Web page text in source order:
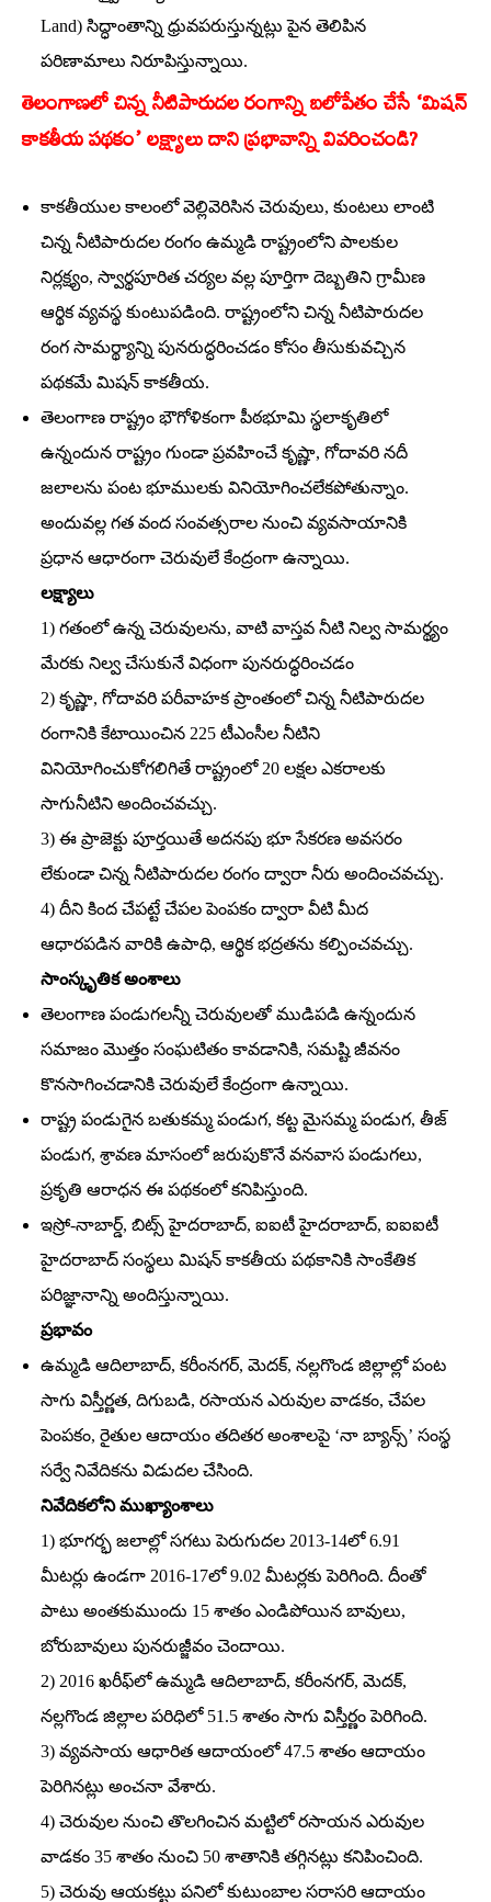
Land) సిద్ధాంతాన్ని ధ్రువపరుస్తున్నట్లు పైన తెలిపిన
పరిణామాలు నిరూపిస్తున్నాయి.
తెలంగాణలో చిన్న నీటిపారుదల రంగాన్ని బలోపేతం చేసే ‘మిషన్‌
కాకతీయ పథకం’ లక్ష్యాలు దాని ప్రభావాన్ని వివరించండి?
కాకతీయుల కాలంలో వెల్లివెరిసిన చెరువులు, కుంటలు లాంటి
చిన్న నీటిపారుదల రంగం ఉమ్మడి రాష్ట్రంలోని పాలకుల
నిర్లక్ష్యం, స్వార్థపూరిత చర్యల వల్ల పూర్తిగా దెబ్బతిని గ్రామీణ
ఆర్థిక వ్యవస్థ కుంటుపడింది. రాష్ట్రంలోని చిన్న నీటిపారుదల
రంగ సామర్థ్యాన్ని పునరుద్ధరించడం కోసం తీసుకువచ్చిన
పథకమే మిషన్‌ కాకతీయ.
తెలంగాణ రాష్ట్రం భౌగోళికంగా పీఠభూమి స్థలాకృతిలో
ఉన్నందున రాష్ట్రం గుండా ప్రవహించే కృష్ణా, గోదావరి నదీ
జలాలను పంట భూములకు వినియోగించలేకపోతున్నాం.
అందువల్ల గత వంద సంవత్సరాల నుంచి వ్యవసాయానికి
ప్రధాన ఆధారంగా చెరువులే కేంద్రంగా ఉన్నాయి.
లక్ష్యాలు
1) గతంలో ఉన్న చెరువులను, వాటి వాస్తవ నీటి నిల్వ సామర్థ్యం
మేరకు నిల్వ చేసుకునే విధంగా పునరుద్ధరించడం
2) కృష్ణా, గోదావరి పరీవాహక ప్రాంతంలో చిన్న నీటిపారుదల
రంగానికి కేటాయించిన 225 టీఎంసీల నీటిని
వినియోగించుకోగలిగితే రాష్ట్రంలో 20 లక్షల ఎకరాలకు
సాగునీటిని అందించవచ్చు.
3) ఈ ప్రాజెక్టు పూర్తయితే అదనపు భూ సేకరణ అవసరం
లేకుండా చిన్న నీటిపారుదల రంగం ద్వారా నీరు అందించవచ్చు.
4) దీని కింద చేపట్టే చేపల పెంపకం ద్వారా వీటి మీద
ఆధారపడిన వారికి ఉపాధి, ఆర్థిక భద్రతను కల్పించవచ్చు.
సాంస్కృతిక అంశాలు
తెలంగాణ పండుగలన్నీ చెరువులతో ముడిపడి ఉన్నందున
సమాజం మొత్తం సంఘటితం కావడానికి, సమష్టి జీవనం
కొనసాగించడానికి చెరువులే కేంద్రంగా ఉన్నాయి.
రాష్ట్ర పండుగైన బతుకమ్మ పండుగ, కట్ట మైసమ్మ పండుగ, తీజ్‌
పండుగ, శ్రావణ మాసంలో జరుపుకొనే వనవాస పండుగలు,
ప్రకృతి ఆరాధన ఈ పథకంలో కనిపిస్తుంది.
ఇస్రో-నాబార్డ్‌, బిట్స్‌ హైదరాబాద్‌, ఐఐటీ హైదరాబాద్‌, ఐఐఐటీ
హైదరాబాద్‌ సంస్థలు మిషన్‌ కాకతీయ పథకానికి సాంకేతిక
పరిజ్ఞానాన్ని అందిస్తున్నాయి.
ప్రభావం
ఉమ్మడి ఆదిలాబాద్‌, కరీంనగర్‌, మెదక్‌, నల్లగొండ జిల్లాల్లో పంట
సాగు విస్తీర్ణత, దిగుబడి, రసాయన ఎరువుల వాడకం, చేపల
పెంపకం, రైతుల ఆదాయం తదితర అంశాలపై ‘నా బ్యాన్స్‌’ సంస్థ
సర్వే నివేదికను విడుదల చేసింది.
నివేదికలోని ముఖ్యాంశాలు
1) భూగర్భ జలాల్లో సగటు పెరుగుదల 2013-14లో 6.91
మీటర్లు ఉండగా 2016-17లో 9.02 మీటర్లకు పెరిగింది. దీంతో
పాటు అంతకుముందు 15 శాతం ఎండిపోయిన బావులు,
బోరుబావులు పునరుజ్జీవం చెందాయి.
2) 2016 ఖరీఫ్‌లో ఉమ్మడి ఆదిలాబాద్‌, కరీంనగర్‌, మెదక్‌,
నల్లగొండ జిల్లాల పరిధిలో 51.5 శాతం సాగు విస్తీర్ణం పెరిగింది.
3) వ్యవసాయ ఆధారిత ఆదాయంలో 47.5 శాతం ఆదాయం
పెరిగినట్లు అంచనా వేశారు.
4) చెరువుల నుంచి తొలగించిన మట్టిలో రసాయన ఎరువుల
వాడకం 35 శాతం నుంచి 50 శాతానికి తగ్గినట్లు కనిపించింది.
5) చెరువు ఆయకట్టు పనిలో కుటుంబాల సరాసరి ఆదాయం